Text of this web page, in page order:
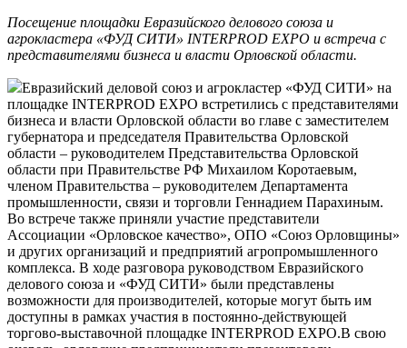
Посещение площадки Евразийского делового союза и
агрокластера «ФУД СИТИ» INTERPROD EXPO и встреча с
представителями бизнеса и власти Орловской области.
Евразийский деловой союз и агрокластер «ФУД СИТИ» на
площадке INTERPROD EXPO встретились с представителями
бизнеса и власти Орловской области во главе с заместителем
губернатора и председателя Правительства Орловской
области – руководителем Представительства Орловской
области при Правительстве РФ Михаилом Коротаевым,
членом Правительства – руководителем Департамента
промышленности, связи и торговли Геннадием Парахиным.
Во встрече также приняли участие представители
Ассоциации «Орловское качество», ОПО «Союз Орловщины»
и других организаций и предприятий агропромышленного
комплекса. В ходе разговора руководством Евразийского
делового союза и «ФУД СИТИ» были представлены
возможности для производителей, которые могут быть им
доступны в рамках участия в постоянно-действующей
торгово-выставочной площадке INTERPROD EXPO.В свою